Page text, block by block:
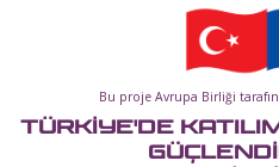
Bu proje Avrupa Birliği
TÜRKİYE'DE